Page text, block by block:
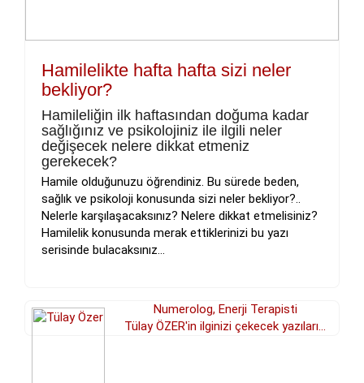
Hamilelikte hafta hafta sizi neler
bekliyor?
Hamileliğin ilk haftasından doğuma kadar
sağlığınız ve psikolojiniz ile ilgili neler
değişecek nelere dikkat etmeniz
gerekecek?
Hamile olduğunuzu öğrendiniz. Bu sürede beden,
sağlık ve psikoloji konusunda sizi neler bekliyor?..
Nelerle karşılaşacaksınız? Nelere dikkat etmelisiniz?
Hamilelik konusunda merak ettiklerinizi bu yazı
serisinde bulacaksınız...
Numerolog, Enerji Terapisti
Tülay ÖZER'in ilginizi çekecek yazıları...